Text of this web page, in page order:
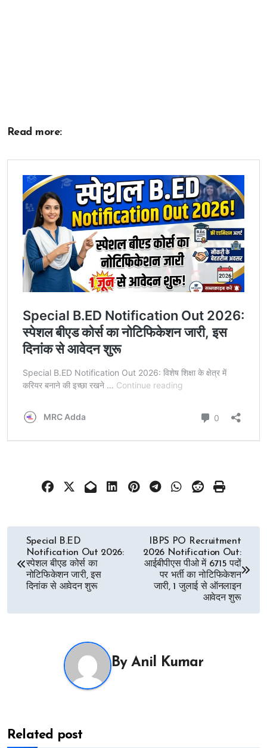
Read more:
Post
navigation
Special B.ED
Notification Out 2026:
स्पेशल बीएड कोर्स का
नोटिफिकेशन जारी, इस
दिनांक से आवेदन शुरू
IBPS PO Recruitment
2026 Notification Out:
आईबीपीएस पीओ में 6715 पदों
पर भर्ती का नोटिफिकेशन
जारी, 1 जुलाई से ऑनलाइन
आवेदन शुरू
ByAnil Kumar
Related post